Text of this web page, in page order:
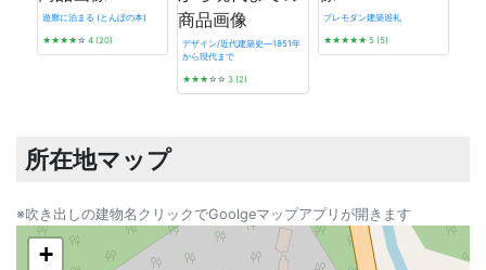
遊廓に泊まる (とんぼの本)
★★★★☆ 4 (20)
デザイン/近代建築史―1851年
から現代まで
★★★☆☆ 3 (2)
プレモダン建築巡礼
★★★★★5 (5)
所在地マップ
※吹き出しの建物名クリックでGoolgeマップアプリが開きます
+